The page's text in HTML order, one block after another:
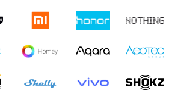
IPHONE 17 PRO IPHONE AIR